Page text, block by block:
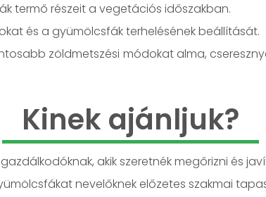
termő részeit a vegetációs időszakban.
és a gyümölcsfák terhelésének beállítását.
zöldmetszési módokat alma,
Kinek ajánljuk?
akik szeretnék megőrizni és
nevelőknek előzetes szakmai